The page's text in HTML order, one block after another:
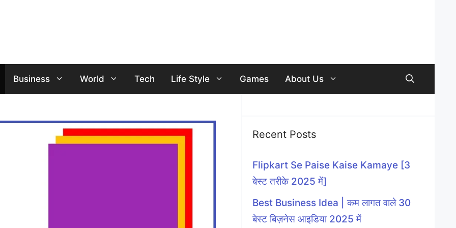
Business World Tech Life Style Games About Us
Recent Posts
Flipkart Se Paise Kaise Kamaye [3
बेस्ट तरीके 2025 में]
Best Business Idea | कम लागत वाले 30
बेस्ट बिज़नेस आइडिया 2025 में